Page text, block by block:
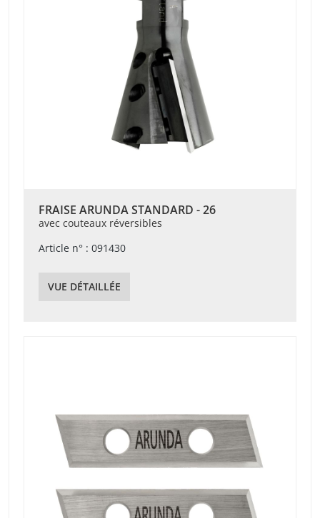
FRAISE ARUNDA STANDARD - 26
avec couteaux réversibles
Article n° : 091430
VUE DÉTAILLÉE